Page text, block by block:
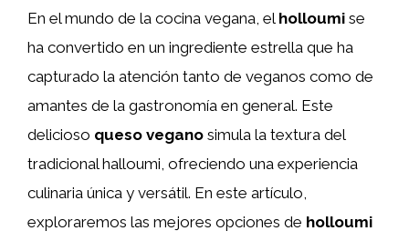
En el mundo de la cocina vegana, el holloumi se
ha convertido en un ingrediente estrella que ha
capturado la atención tanto de veganos como de
amantes de la gastronomía en general. Este
delicioso queso vegano simula la textura del
tradicional halloumi, ofreciendo una experiencia
culinaria única y versátil. En este artículo,
exploraremos las mejores opciones de holloumi